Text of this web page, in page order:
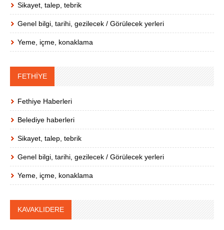
Sikayet, talep, tebrik
Genel bilgi, tarihi, gezilecek / Görülecek yerleri
Yeme, içme, konaklama
FETHİYE
Fethiye Haberleri
Belediye haberleri
Sikayet, talep, tebrik
Genel bilgi, tarihi, gezilecek / Görülecek yerleri
Yeme, içme, konaklama
KAVAKLIDERE